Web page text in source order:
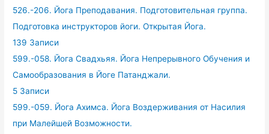
526.-206. Йога Преподавания. Подготовительная группа.
Подготовка инструкторов йоги. Открытая Йога.
139 Записи
599.-058. Йога Свадхьяя. Йога Непрерывного Обучения и
Самообразования в Йоге Патанджали.
5 Записи
599.-059. Йога Ахимса. Йога Воздерживания от Насилия
при Малейшей Возможности.